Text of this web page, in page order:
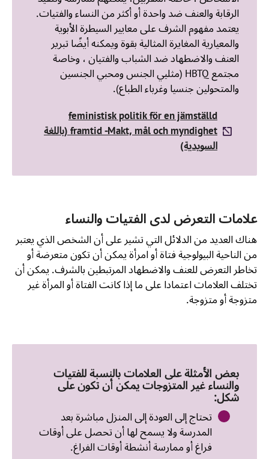
الرقابة والعنف ضد واحدة أو أكثر من النساء والفتيات.
يعتمد مفهوم الشرف على معايير السيطرة الأبوية
والمعيارية المغايرة المثالية بقوة ويمكنه أيضًا تبرير
العنف والاضطهاد ضد الشباب والفتيان ، وخاصة
مجتمع HBTQ (مثليي الجنس ومحبي الجنسين
والمتحولين جنسيا وغرباء الطباع).
feministisk politik för en jämställd
framtid -Makt, mål och myndighet (باللغة
السویدیة)
علامات التعرض لدى الفتیات والنساء
هناك العديد من الدلائل التي تشير على أن الشخص الذي يعتبر
من الناحية البيولوجية فتاة أو امرأة يمكن أن تكون متعرضة أو
تخاطر التعرض للعنف والاضطهاد المرتبطين بالشرف. يمكن أن
تختلف العلامات اعتمادا على ما إذا كانت الفتاة أو المرأة غير
متزوجة أو متزوجة.
بعض الأمثلة على العلامات بالنسبة للفتيات
والنساء غير المتزوجات يمكن أن تكون على
شكل:
تحتاج إلى العودة إلى المنزل مباشرة بعد
المدرسة ولا يسمح لها أن تحصل على أوقات
فراغ أو ممارسة أنشطة أوقات الفراغ.